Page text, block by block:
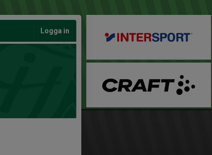
Logga in